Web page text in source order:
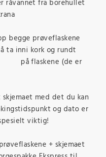
fra borehullet
prøveflaskene
ta inni kork og rundt
flaskene (de er
med det du kan
og dato er
viktig!
+ skjemaet